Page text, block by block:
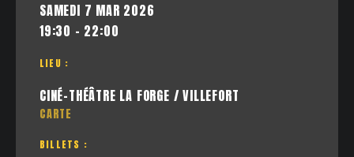
SAMEDI 7 MAR 2026
19:30 - 22:00
LIEU :
CINÉ-THÉÂTRE LA FORGE / VILLEFORT
CARTE
BILLETS :